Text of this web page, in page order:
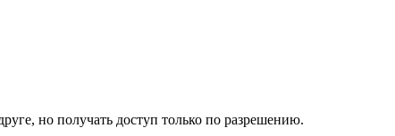
но получать доступ только по разрешению.